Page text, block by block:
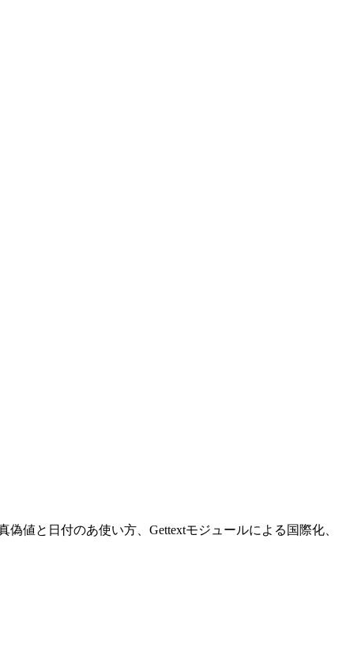
値と日付のあ使い方、Gettextモジュールによる国際化、